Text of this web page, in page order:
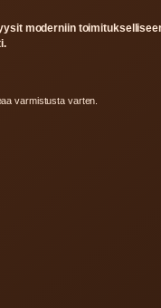
moderniin
varmistusta varten.